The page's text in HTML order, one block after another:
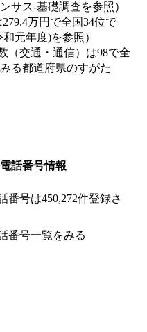
サス‐基礎調査を参照）
万円で全国34位で
元年度)を参照）
（交通・通信）は98で全
る都道府県のすがた
話番号情報
番号は450,272件登録さ
番号一覧をみる